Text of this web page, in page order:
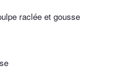
raclée et gousse